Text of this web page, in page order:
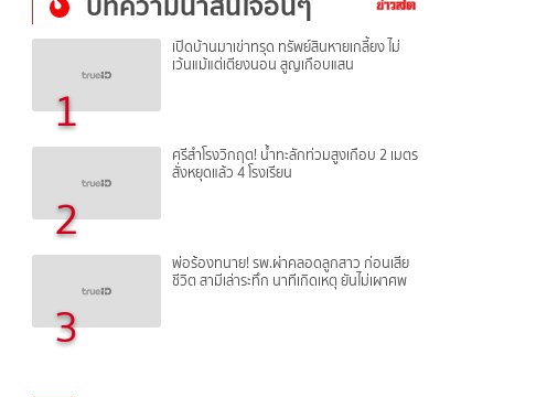
1
เปิดบ้านมาเข่าทรุด ทรัพย์สินหายเกลี้ยง ไม่
เว้นแม้แต่เตียงนอน สูญเกือบแสน
2
ศรีสำโรงวิกฤต! น้ำทะลักท่วมสูงเกือบ 2 เมตร
สั่งหยุดแล้ว 4 โรงเรียน
3
พ่อร้องทนาย! รพ.ผ่าคลอดลูกสาว ก่อนเสีย
ชีวิต สามีเล่าระทึก นาทีเกิดเหตุ ยันไม่เผาศพ